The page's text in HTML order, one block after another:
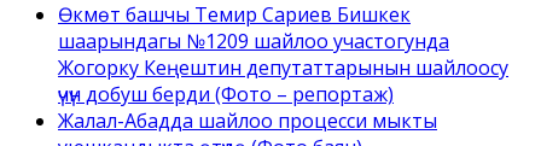
Өкмөт башчы Темир Сариев Бишкек
шаарындагы №1209 шайлоо участогунда
Жогорку Кеңештин депутаттарынын шайлоосу
үчүн добуш берди (Фото – репортаж)
Жалал-Абадда шайлоо процесси мыкты